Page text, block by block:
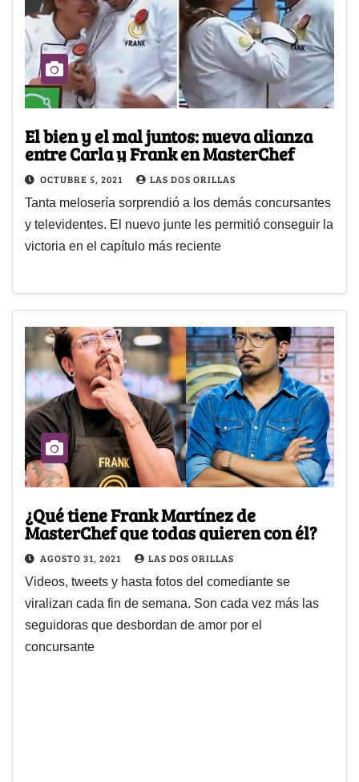
El bien y el mal juntos: nueva alianza
entre Carla y Frank en MasterChef
OCTUBRE 5, 2021 LAS DOS ORILLAS
Tanta melosería sorprendió a los demás concursantes
y televidentes. El nuevo junte les permitió conseguir la
victoria en el capítulo más reciente
¿Qué tiene Frank Martínez de
MasterChef que todas quieren con él?
AGOSTO 31, 2021 LAS DOS ORILLAS
Videos, tweets y hasta fotos del comediante se
viralizan cada fin de semana. Son cada vez más las
seguidoras que desbordan de amor por el
concursante